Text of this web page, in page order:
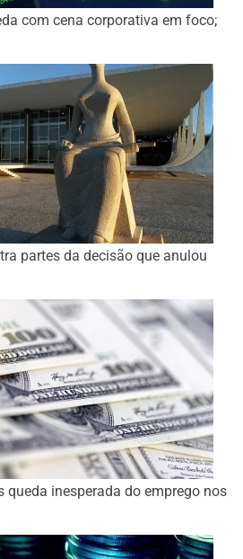
com cena corporativa em foco;
partes da decisão que anulou
queda inesperada do emprego nos